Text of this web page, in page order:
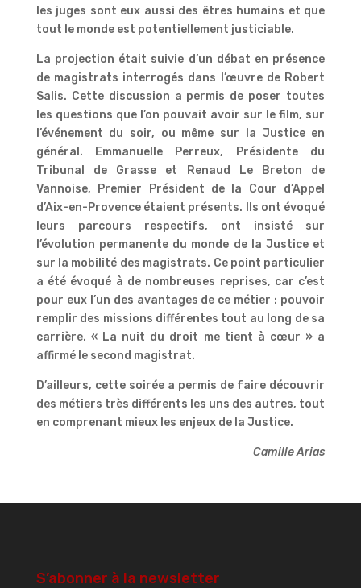
les juges sont eux aussi des êtres humains et que
tout le monde est potentiellement justiciable.
La projection était suivie d’un débat en présence
de magistrats interrogés dans l’œuvre de Robert
Salis. Cette discussion a permis de poser toutes
les questions que l’on pouvait avoir sur le film, sur
l’événement du soir, ou même sur la Justice en
général. Emmanuelle Perreux, Présidente du
Tribunal de Grasse et Renaud Le Breton de
Vannoise, Premier Président de la Cour d’Appel
d’Aix-en-Provence étaient présents. Ils ont évoqué
leurs parcours respectifs, ont insisté sur
l’évolution permanente du monde de la Justice et
sur la mobilité des magistrats. Ce point particulier
a été évoqué à de nombreuses reprises, car c’est
pour eux l’un des avantages de ce métier : pouvoir
remplir des missions différentes tout au long de sa
carrière. « La nuit du droit me tient à cœur » a
affirmé le second magistrat.
D’ailleurs, cette soirée a permis de faire découvrir
des métiers très différents les uns des autres, tout
en comprenant mieux les enjeux de la Justice.
Camille Arias
S’abonner à la newsletter